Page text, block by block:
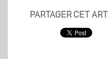
PARTAGER CET